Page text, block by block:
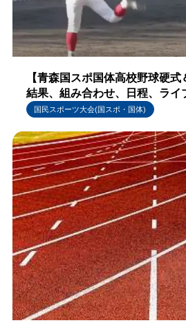
【青森国スポ国体高校野球硬式
結果、組み合わせ、日程、ライ
国民スポーツ大会(国スポ・国体)